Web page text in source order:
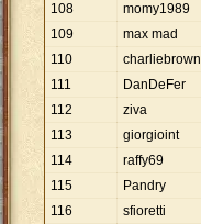
108
momy1989
109
max mad
110
charliebrown
111
DanDeFer
112
ziva
113
giorgioint
114
raffy69
115
Pandry
116
sfioretti